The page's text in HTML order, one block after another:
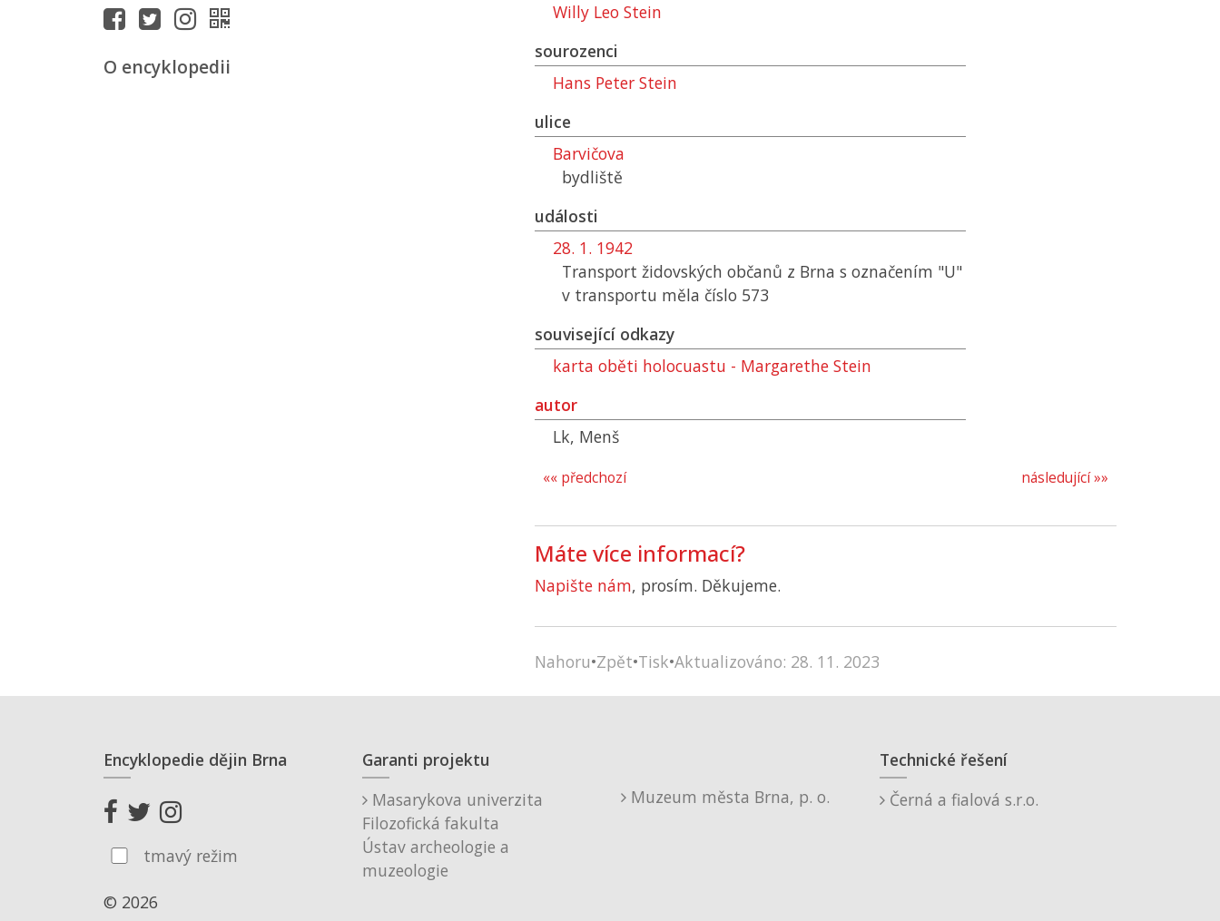
O encyklopedii
Willy Leo Stein
sourozenci
Hans Peter Stein
ulice
Barvičova
bydliště
události
28. 1. 1942
Transport židovských občanů z Brna s označením "U"
v transportu měla číslo 573
související odkazy
karta oběti holocuastu - Margarethe Stein
autor
Lk, Menš
následující »»
«« předchozí
Máte více informací?
Napište nám, prosím. Děkujeme.
Nahoru•Zpět•Tisk•Aktualizováno: 28. 11. 2023
Encyklopedie dějin Brna
tmavý režim
© 2026
Garanti projektu
Masarykova univerzita
Filozofická fakulta
Ústav archeologie a
muzeologie
Muzeum města Brna, p. o.
Technické řešení
Černá a fialová s.r.o.